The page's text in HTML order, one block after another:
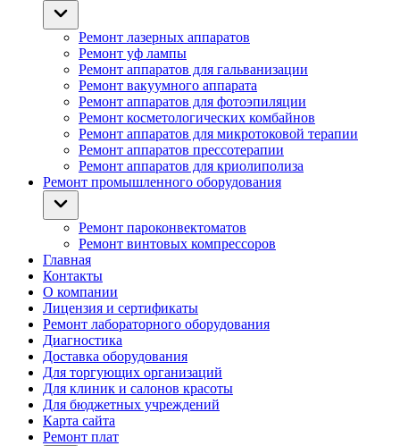
Ремонт лазерных аппаратов
Ремонт уф лампы
Ремонт аппаратов для гальванизации
Ремонт вакуумного аппарата
Ремонт аппаратов для фотоэпиляции
Ремонт косметологических комбайнов
Ремонт аппаратов для микротоковой терапии
Ремонт аппаратов прессотерапии
Ремонт аппаратов для криолиполиза
Ремонт промышленного оборудования
Ремонт пароконвектоматов
Ремонт винтовых компрессоров
Главная
Контакты
О компании
Лицензия и сертификаты
Ремонт лабораторного оборудования
Диагностика
Доставка оборудования
Для торгующих организаций
Для клиник и салонов красоты
Для бюджетных учреждений
Карта сайта
Ремонт плат